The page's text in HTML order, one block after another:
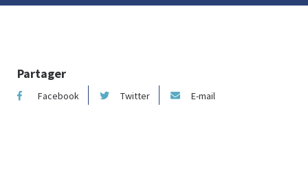
Partager
Facebook Twitter E-mail